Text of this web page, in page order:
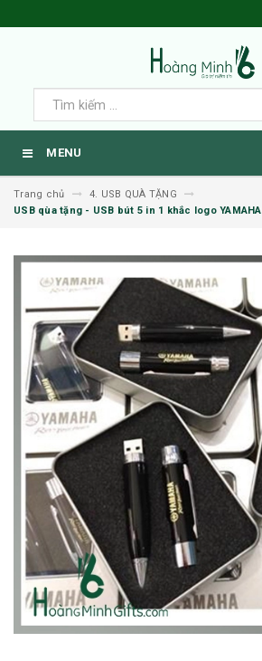
MENU
Trang chủ
4. USB QUÀ TẶNG
USB qùa tặng - USB bút 5 in 1 khắc logo YAMAHA